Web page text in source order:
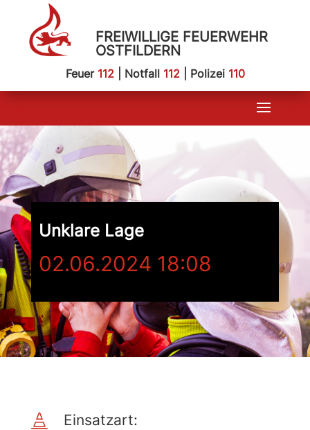
FREIWILLIGE FEUERWEHR
OSTFILDERN
Feuer 112| Notfall 112| Polizei 110
Unklare Lage
02.06.2024 18:08
 Einsatzart: